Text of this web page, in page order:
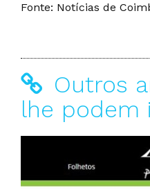
Fonte: Notícias de
Outros
lhe podem